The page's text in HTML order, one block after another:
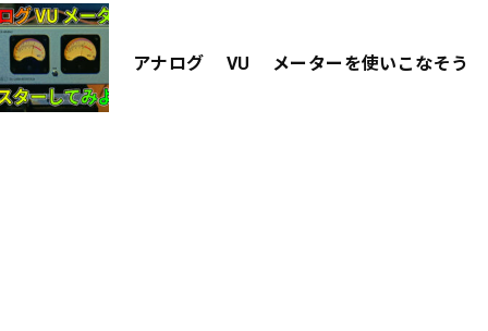
アナログ VU メーターを使いこなそう